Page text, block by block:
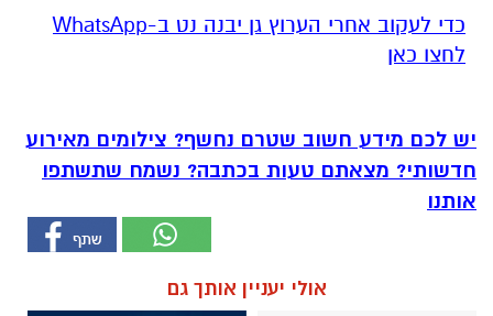
‏כדי לעקוב אחרי הערוץ גן יבנה נט ב-WhatsApp
לחצו כאן
יש לכם מידע חשוב שטרם נחשף? צילומים מאירוע
חדשותי? מצאתם טעות בכתבה? נשמח שתשתפו
אותנו
אולי יעניין אותך גם